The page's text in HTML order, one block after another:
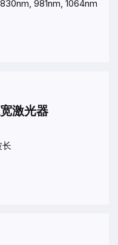
981nm, 1064nm
激光器